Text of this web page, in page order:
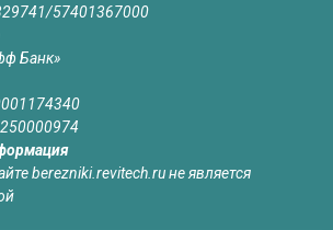
57401367000
Банк»
berezniki.revitech.ru не является